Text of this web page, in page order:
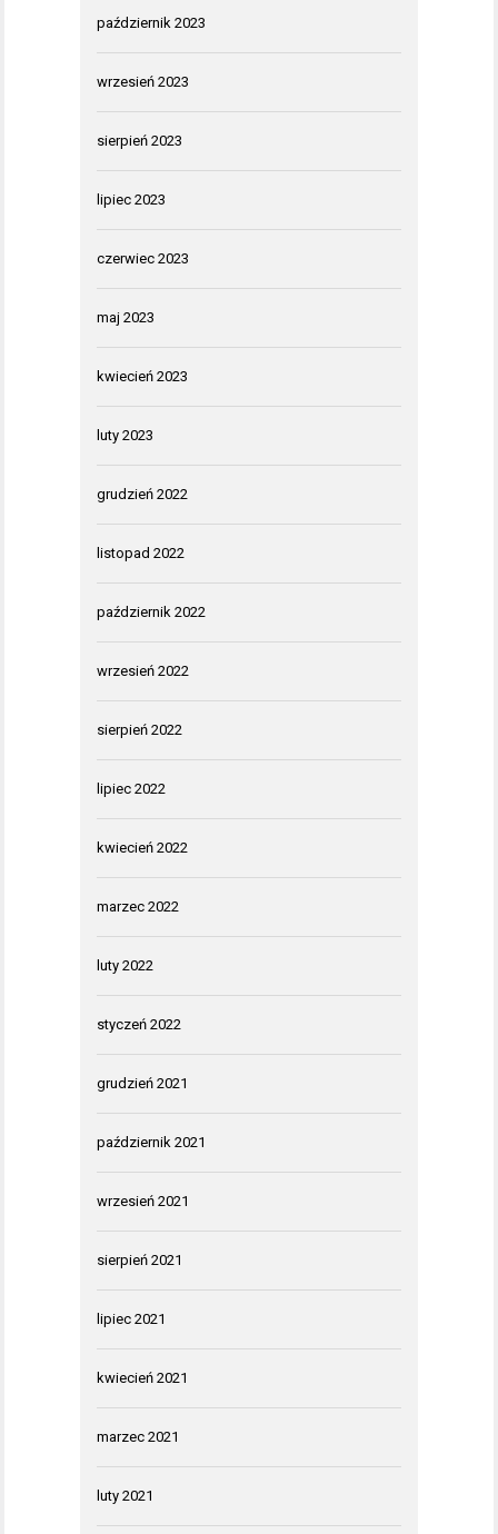
październik 2023
wrzesień 2023
sierpień 2023
lipiec 2023
czerwiec 2023
maj 2023
kwiecień 2023
luty 2023
grudzień 2022
listopad 2022
październik 2022
wrzesień 2022
sierpień 2022
lipiec 2022
kwiecień 2022
marzec 2022
luty 2022
styczeń 2022
grudzień 2021
październik 2021
wrzesień 2021
sierpień 2021
lipiec 2021
kwiecień 2021
marzec 2021
luty 2021